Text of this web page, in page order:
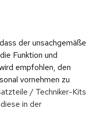
der unsachgemäße
Funktion und
empfohlen, den
vornehmen zu
/ Techniker-Kits
in der